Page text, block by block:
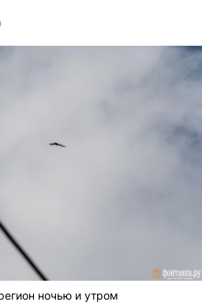
ночью и утром